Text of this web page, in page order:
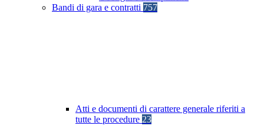
Bandi di gara e contratti 757
Atti e documenti di carattere generale riferiti a
tutte le procedure 23